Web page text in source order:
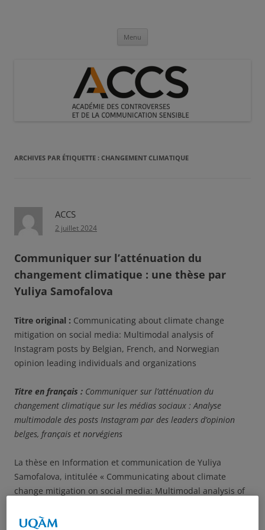
Communication Sensible
Menu
ARCHIVES PAR ÉTIQUETTE : CHANGEMENT CLIMATIQUE
ACCS
2 juillet 2024
Communiquer sur l’atténuation du
changement climatique : une thèse par
Yuliya Samofalova
Titre original : Communicating about climate change
mitigation on social media: Multimodal analysis of
Instagram posts by Belgian, French, and Norwegian
opinion leading individuals and organizations
Titre en français : Communiquer sur l’atténuation du
changement climatique sur les médias sociaux : Analyse
multimodale des posts Instagram par des leaders d’opinion
belges, français et norvégiens
La thèse en Information et communication de Yuliya
Samofalova, intitulée « Communicating about climate
change mitigation on social media: Multimodal analysis of
opinion leading individuals and organizations » sera